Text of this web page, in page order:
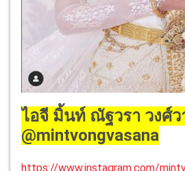
ไอจี มิ้นท์ ณัฐวรา วงศ์
@mintvongvasana
https://www.instagram.com/